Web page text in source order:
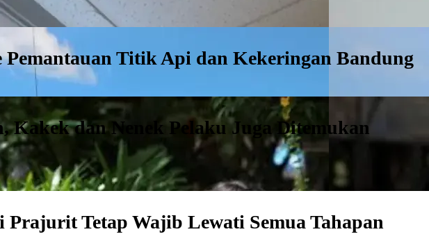
Titik Api dan Kekeringan Bandung
Kakek dan Nenek Pelaku Juga Ditemukan
Tetap Wajib Lewati Semua Tahapan